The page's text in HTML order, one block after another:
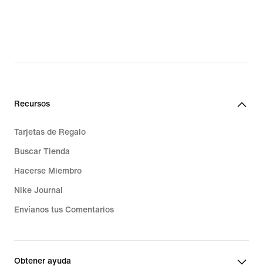
Recursos
Tarjetas de Regalo
Buscar Tienda
Hacerse Miembro
Nike Journal
Envíanos tus Comentarios
Obtener ayuda